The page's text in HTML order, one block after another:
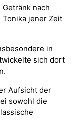
nach
jener Zeit
in
sich dort
Aufsicht der
sowohl die